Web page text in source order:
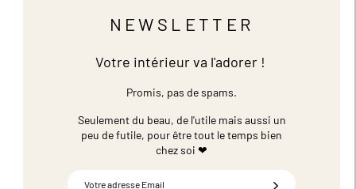
NEWSLETTER
Votre intérieur va l'adorer !
Promis, pas de spams.
Seulement du beau, de l'utile mais aussi un
peu de futile, pour être tout le temps bien
chez soi ❤